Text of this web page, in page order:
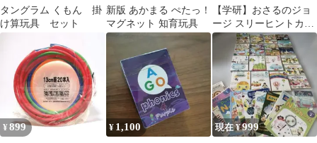
タングラム くもん 掛
け算玩具 セット
新版 あかまる ぺたっ！
マグネット 知育玩具
【学研】おさるのジョ
ージ スリーヒントカー
ドゲーム 知育玩具
¥899 ¥ 1,100 現在 ¥999